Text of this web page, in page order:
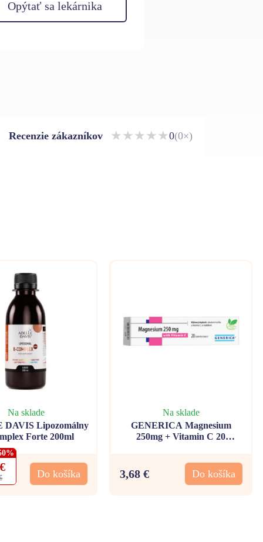
Opýtať sa lekárnika
Recenzie zákazníkov ★★★★★0(0×)
Na sklade
DAVIS Lipozomálny
Forte 200ml
Do košíka
Na sklade
GENERICA Magnesium
250mg + Vitamin C 20
3,68 € Do košíka